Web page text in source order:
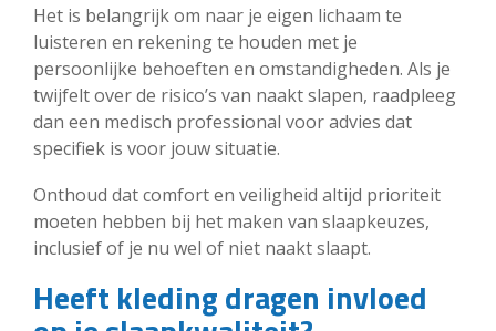
Het is belangrijk om naar je eigen lichaam te
luisteren en rekening te houden met je
persoonlijke behoeften en omstandigheden. Als je
twijfelt over de risico’s van naakt slapen, raadpleeg
dan een medisch professional voor advies dat
specifiek is voor jouw situatie.
Onthoud dat comfort en veiligheid altijd prioriteit
moeten hebben bij het maken van slaapkeuzes,
inclusief of je nu wel of niet naakt slaapt.
Heeft kleding dragen invloed